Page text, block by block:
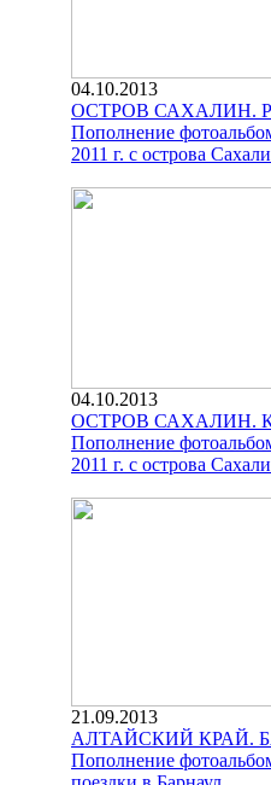
04.10.2013
ОСТРОВ САХАЛИН.
Пополнение
2011 г. с острова
04.10.2013
ОСТРОВ САХАЛИН.
Пополнение
2011 г. с острова
21.09.2013
АЛТАЙСКИЙ КРАЙ.
Пополнение